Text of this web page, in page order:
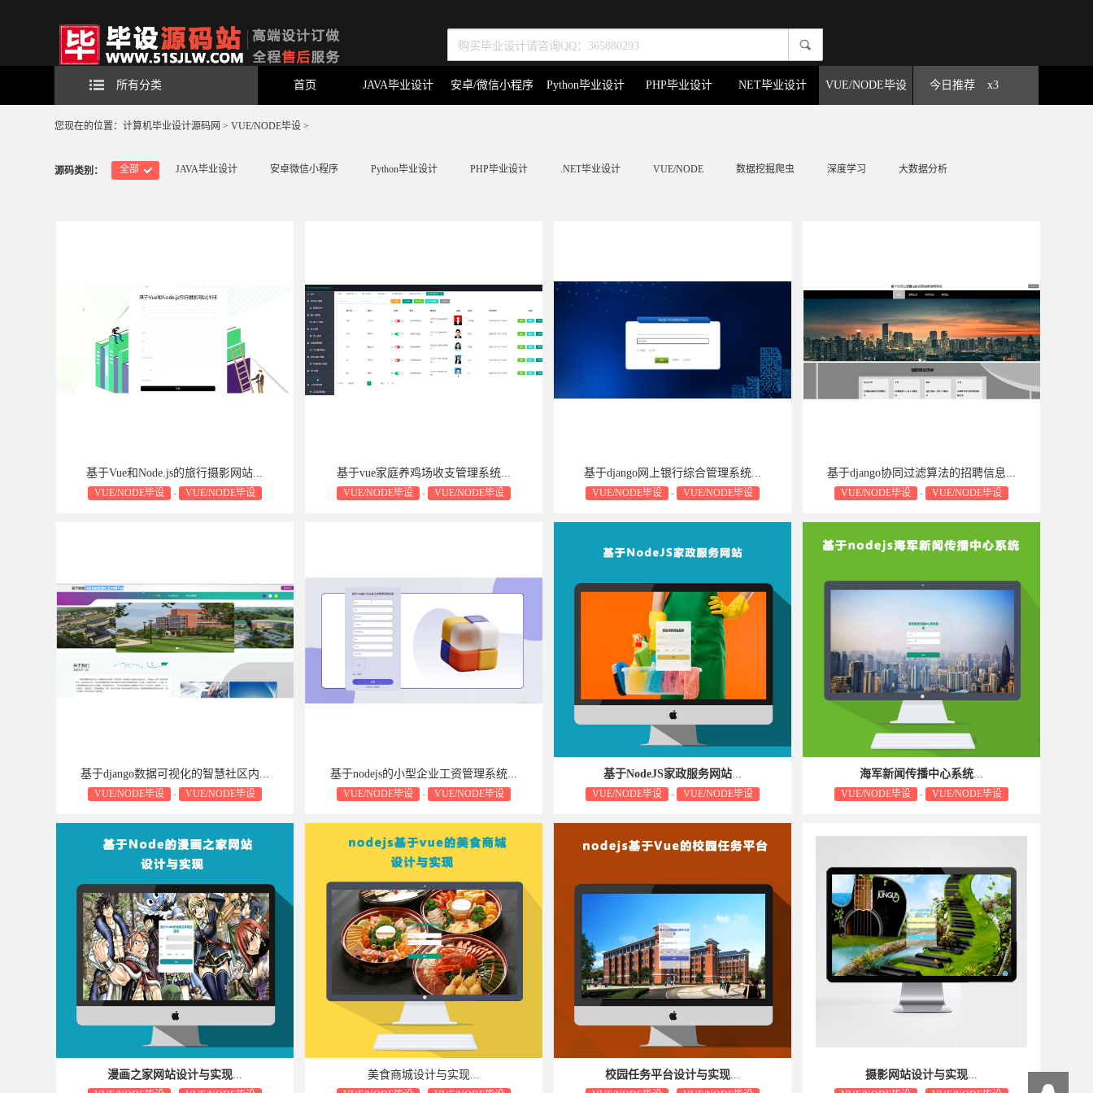
所有分类 首页 JAVA毕业设计 安卓/微信小程序 Python毕业设计 PHP毕业设计 NET毕业设计 VUE/NODE毕设 今日推荐 x3
您现在的位置： 计算机毕业设计源码网 > VUE/NODE毕设 >
源码类别： 全部 JAVA毕业设计 安卓微信小程序 Python毕业设计 PHP毕业设计 .NET毕业设计 VUE/NODE 数据挖掘爬虫 深度学习 大数据分析
基于Vue和Node.js的旅行摄影网站...
VUE/NODE毕设 -
VUE/NODE毕设
基于vue家庭养鸡场收支管理系统...
VUE/NODE毕设 -
VUE/NODE毕设
基于django网上银行综合管理系统...
VUE/NODE毕设 -
VUE/NODE毕设
谅解！
基于django协同过滤算法的招聘信息...
VUE/NODE毕设 -
VUE/NODE毕设
谅解！
基于django数据可视化的智慧社区内...
VUE/NODE毕设 -
VUE/NODE毕设
谅解！
基于nodejs的小型企业工资管理系统...
VUE/NODE毕设 -
VUE/NODE毕设
谅解！
基于NodeJS家政服务网站...
VUE/NODE毕设 -
VUE/NODE毕设
谅解！
海军新闻传播中心系统...
VUE/NODE毕设 -
VUE/NODE毕设
漫画之家网站设计与实现... 美食商城设计与实现... 校园任务平台设计与实现... 摄影网站设计与实现...